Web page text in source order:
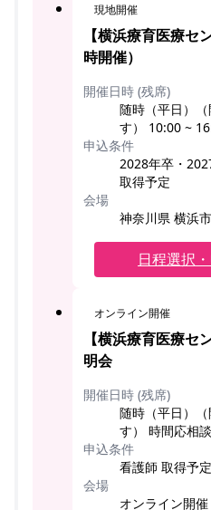
現地開催
【横浜療育医療セ
時開催）
開催日時 (残席)
随時（平日）
す） 10:00 ~
申込条件
2028年卒・
取得予定
会場
神奈川県 横浜
日程選択
オンライン開催
【横浜療育医療セ
明会
開催日時 (残席)
随時（平日）
す） 時間応相談
申込条件
看護師 取得予定
会場
オンライン開催